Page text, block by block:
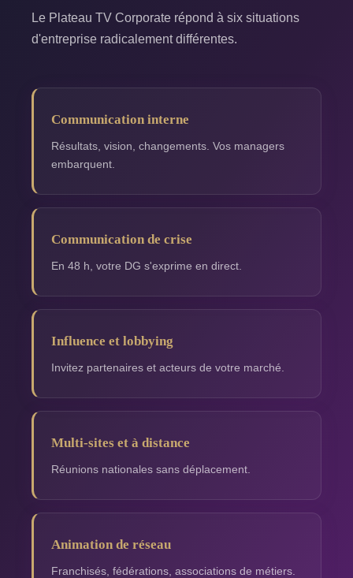
Le Plateau TV Corporate répond à six situations
d'entreprise radicalement différentes.
Communication interne
Résultats, vision, changements. Vos managers
embarquent.
Communication de crise
En 48 h, votre DG s'exprime en direct.
Influence et lobbying
Invitez partenaires et acteurs de votre marché.
Multi-sites et à distance
Réunions nationales sans déplacement.
Animation de réseau
Franchisés, fédérations, associations de métiers.